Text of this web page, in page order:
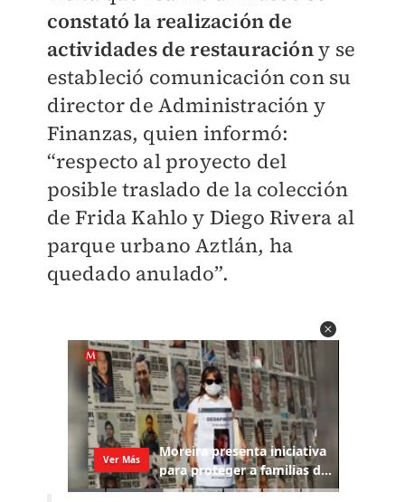
constató la realización de
actividades de restauracióny se
estableció comunicación con su
director de Administración y
Finanzas, quien informó:
“respecto al proyecto del
posible traslado de la colección
de Frida Kahlo y Diego Rivera al
parque urbano Aztlán, ha
quedado anulado”.